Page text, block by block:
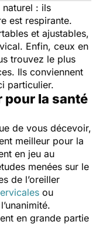
naturel : ils
est respirante.
et ajustables,
Enfin, ceux en
trouvez le plus
Ils conviennent
particulier.
pour la santé
de vous décevoir,
meilleur pour la
en jeu au
menées sur le
de l’oreiller
ou
en grande partie